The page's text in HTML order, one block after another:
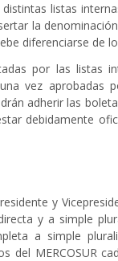
listas
la
diferenciarse de
por las listas
vez aprobadas
adherir las
debidamente
y
y a simple
a simple
del MERCOSUR